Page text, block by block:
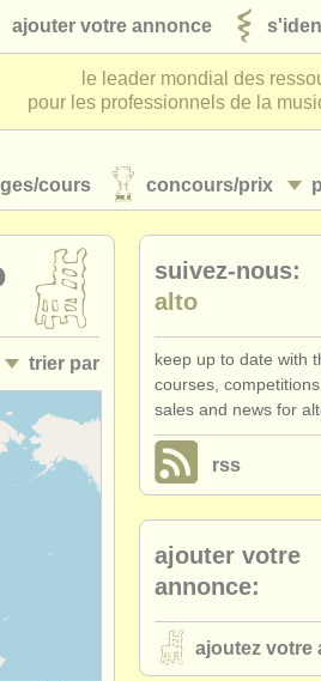
ajouter votre annonce
le leader mondial des
pour les professionnels de la
cours concours/prix
trier par
• publiée
date limite
suivez-nous:
alto
keep up to date with
courses,
sales and news for
rss
ajouter votre
annonce:
ajoutez votre